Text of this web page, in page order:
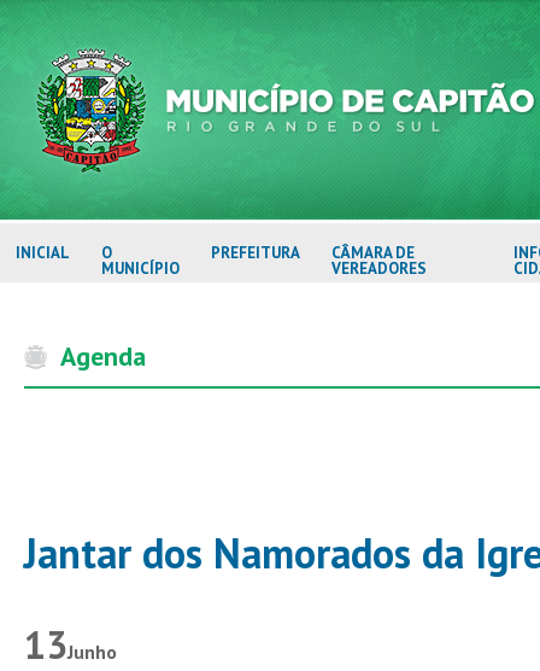
INICIAL O
MUNICÍPIO
PREFEITURA CÂMARA DE
VEREADORES
Agenda
Jantar dos Namorados da
13Junho